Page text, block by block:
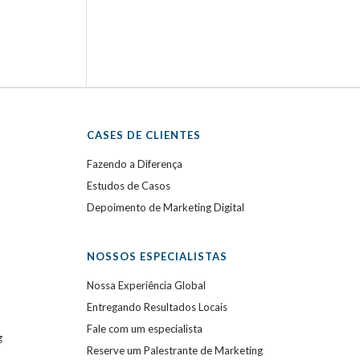
CASES DE CLIENTES
Fazendo a Diferença
Estudos de Casos
Depoimento de Marketing Digital
NOSSOS ESPECIALISTAS
Nossa Experiência Global
Entregando Resultados Locais
Fale com um especialista
Reserve um Palestrante de Marketing